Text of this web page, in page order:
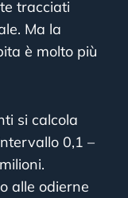
tracciati
Ma la
è molto più
si calcola
0,1 –
alle odierne